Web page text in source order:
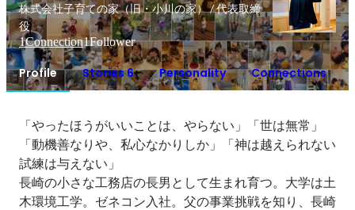
株式会社子育ての家（旧・小川の家） / 代表取締
役
1Connection1Follower
Profile Stories 6 Personality Connections
「やったほうがいいことは、やらない」「世は無常」
「動機善なりや、私心なかりしか」「神は越えられない
試練は与えない」
長崎の小さな工務店の長男として生まれ育つ。大学は土
木環境工学。ゼネコン入社。父の事業挑戦を知り、長崎